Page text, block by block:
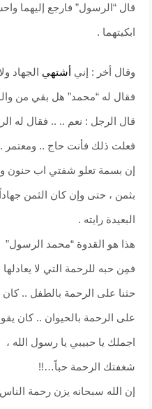
قال “الرسول” فارجع إليهما
ابكيتهما .
وقال أخر : إني أشتهي الجهاد
فقال له “محمد” هل بقي من
قال الرجل : نعم .. .. فقال له
فعلت ذلك فأنت حاج .. ومعتمر
إن بسمة تعلو شفتي اب حنون
بثمن ، حتى وإن كان الثمن
البعيدة رايته .
هذا هو القدوة “محمد الرسول”
فمِن حبه للرحمة التي لا
حثنا على الرحمة بالطفل .. كان
على الرحمة بالحيوان .. كان
اجملك يا حبيبي يا رسول الله ،
شغفتك الرحمة حباً…!!
إن الله سبحانه يزن رحمة